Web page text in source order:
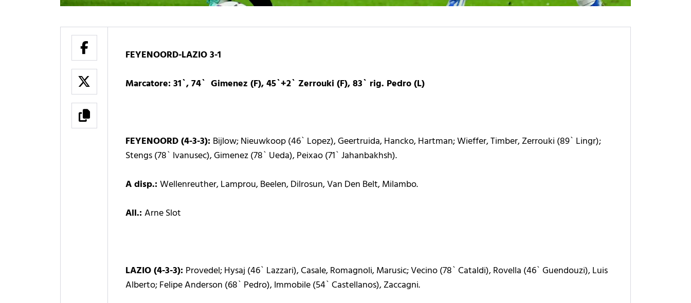
FEYENOORD-LAZIO 3-1
Marcatore: 31`, 74` Gimenez (F), 45`+2` Zerrouki (F), 83` rig. Pedro (L)
FEYENOORD (4-3-3): Bijlow; Nieuwkoop (46` Lopez), Geertruida, Hancko, Hartman; Wieffer, Timber, Zerrouki (89` Lingr);
Stengs (78` Ivanusec), Gimenez (78` Ueda), Peixao (71` Jahanbakhsh).
A disp.:Wellenreuther, Lamprou, Beelen, Dilrosun, Van Den Belt, Milambo.
All.:Arne Slot
LAZIO (4-3-3): Provedel; Hysaj (46` Lazzari), Casale, Romagnoli, Marusic; Vecino (78` Cataldi), Rovella (46` Guendouzi), Luis
Alberto; Felipe Anderson (68` Pedro), Immobile (54` Castellanos), Zaccagni.